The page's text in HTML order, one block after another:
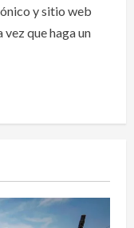
y sitio web
que haga un